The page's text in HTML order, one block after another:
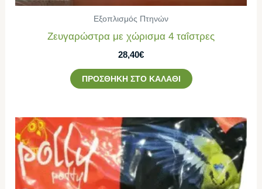
Εξοπλισμός Πτηνών
Ζευγαρώστρα με χώρισμα 4 ταΐστρες
28,40€
ΠΡΟΣΘΉΚΗ ΣΤΟ ΚΑΛΆΘΙ